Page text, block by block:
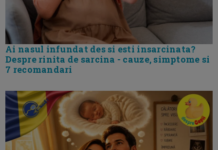
Ai nasul infundat des si esti insarcinata?
Despre rinita de sarcina - cauze, simptome si
7 recomandari